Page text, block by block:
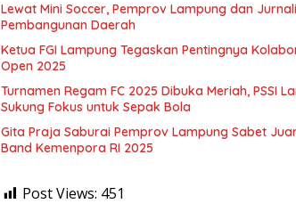
Lewat Mini Soccer, Pemprov Lampung dan
Pembangunan Daerah
Ketua FGI Lampung Tegaskan Pentingnya
Open 2025
Turnamen Regam FC 2025 Dibuka Meriah, PSSI
Sukung Fokus untuk Sepak Bola
Gita Praja Saburai Pemprov Lampung Sabet
Band Kemenpora RI 2025
Post Views: 451